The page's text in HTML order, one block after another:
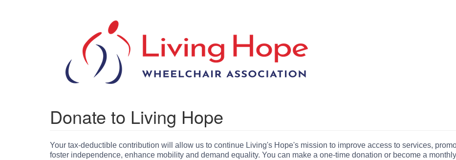
Donate to Living Hope
Your tax-deductible contribution will allow us to continue Living's Hope's mission to improve access to services,
foster independence, enhance mobility and demand equality. You can make a one-time donation or become a